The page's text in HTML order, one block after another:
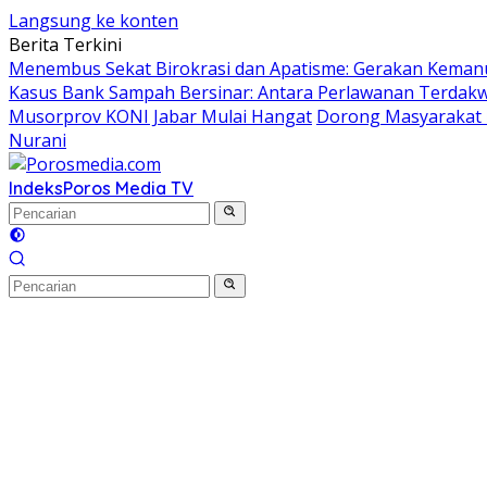
Langsung ke konten
Berita Terkini
Menembus Sekat Birokrasi dan Apatisme: Gerakan
Kasus Bank Sampah Bersinar: Antara Perlawanan
Musorprov KONI Jabar Mulai Hangat Dorong Masyarakat
Nurani
IndeksPoros Media TV